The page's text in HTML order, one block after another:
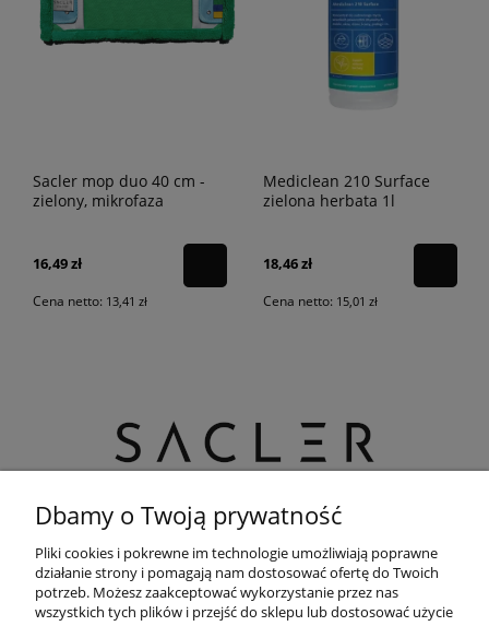
Sacler mop duo 40 cm -
zielony, mikrofaza
16,49 zł
Cena netto: 13,41 zł
Mediclean 210 Surface
zielona herbata 1l
18,46 zł
Cena netto: 15,01 zł
+48 888 220 070
adres:Sacler sp. z o.o. ul. Toruńska 151,
85-880 Bydgoszcz
Dbamy o Twoją prywatność
Pliki cookies i pokrewne im technologie umożliwiają poprawne
działanie strony i pomagają nam dostosować ofertę do Twoich
potrzeb. Możesz zaakceptować wykorzystanie przez nas
wszystkich tych plików i przejść do sklepu lub dostosować użycie